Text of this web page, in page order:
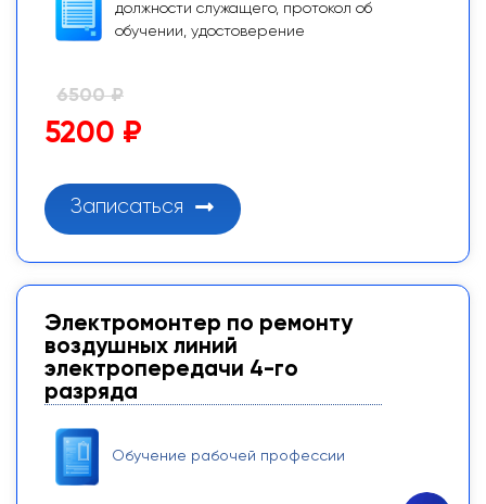
должности служащего, протокол об
обучении, удостоверение
6500 ₽
5200 ₽
Записаться
Электромонтер по ремонту
воздушных линий
электропередачи 4-го
разряда
Обучение рабочей профессии